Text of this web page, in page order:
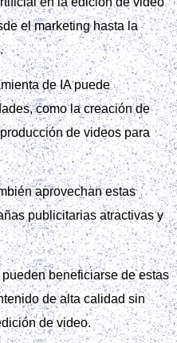
el marketing hasta la
de IA puede
como la creación de
de videos para
aprovechan estas
publicitarias atractivas y
beneficiarse de estas
de alta calidad sin
de video.